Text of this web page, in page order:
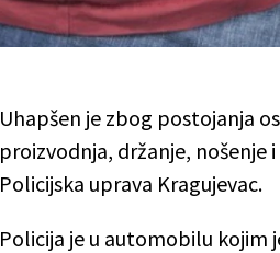
Uhapšen je zbog postojanja
proizvodnja, držanje,
Policijska uprava Kragujevac.
Policija je u automobilu kojim